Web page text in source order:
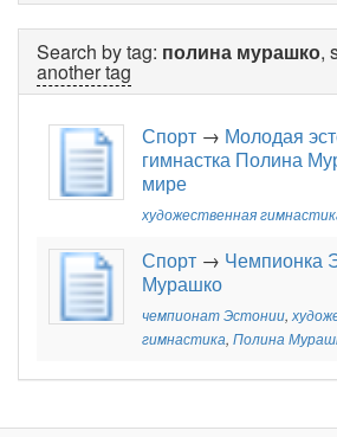
Search by tag: полина мурашко,
another tag
Спорт → Молодая
гимнастка Полина
мире
художественная
Спорт → Чемпионка
Мурашко
чемпионат Эстонии,
гимнастика, Полина